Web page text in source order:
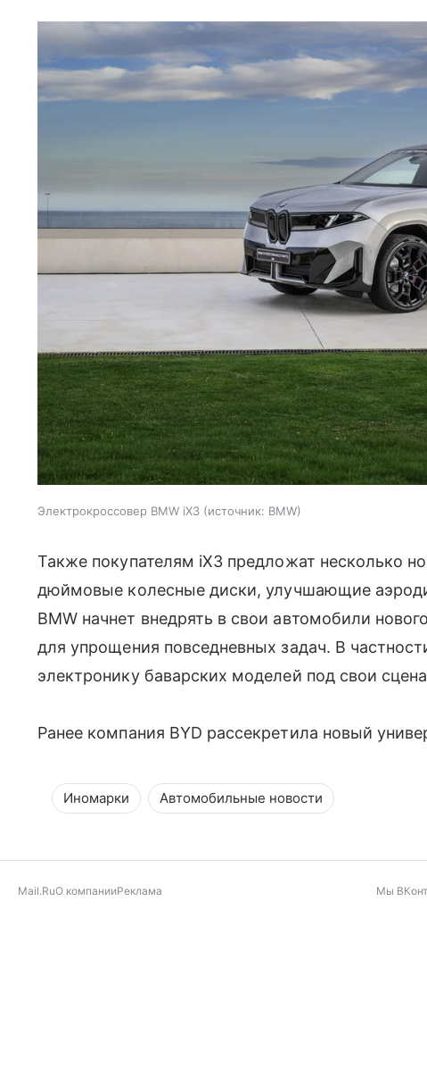
Электрокроссовер BMW iX3 источник: BMW
Также покупателям iX3 предложат несколько
дюймовые колесные диски, улучшающие
BMW начнет внедрять в свои автомобили
для упрощения повседневных задач. В
электронику баварских моделей под свои
Ранее компания BYD рассекретила новый
Иномарки Автомобильные новости
Mail.RuО компанииРеклама Мы